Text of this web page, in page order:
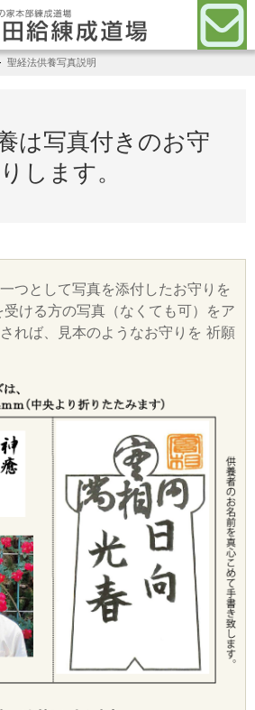
聖経法供養写真説明
は写真付きのお守
します。
つとして写真を添付したお守りを
ける方の写真（なくても可）をア
れば、見本のようなお守りを 祈願